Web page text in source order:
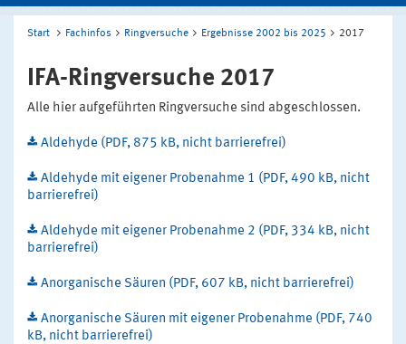
Start Fachinfos Ringversuche Ergebnisse 2002 bis 2025 2017
IFA-Ringversuche 2017
Alle hier aufgeführten Ringversuche sind abgeschlossen.
Aldehyde (PDF, 875 kB, nicht barrierefrei)
Aldehyde mit eigener Probenahme 1 (PDF, 490 kB, nicht
barrierefrei)
Aldehyde mit eigener Probenahme 2 (PDF, 334 kB, nicht
barrierefrei)
Anorganische Säuren (PDF, 607 kB, nicht barrierefrei)
Anorganische Säuren mit eigener Probenahme (PDF, 740
kB, nicht barrierefrei)